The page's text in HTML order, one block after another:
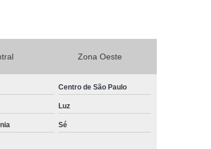
Adega Climatizada
Conserto Placa Adega
Conserto de Geladeira Expositora
de Geladeira Expositora Vertical
Zona Oeste
Centro de São Paulo
Luz
Sé